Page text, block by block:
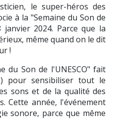
le super-héros des
à la "Semaine du Son de
janvier 2024. Parce que la
même quand on le dit
!
du Son de l'UNESCO" fait
pour sensibiliser tout le
sons et de la qualité des
Cette année, l'événement
sonore, parce que même